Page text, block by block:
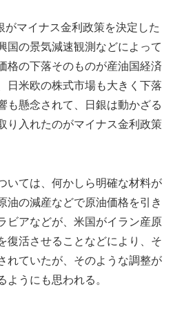
がマイナス金利政策を決定した
国の景気減速観測などによって
格の下落そのものが産油国経済
日米欧の株式市場も大きく下落
も懸念されて、日銀は動かざる
り入れたのがマイナス金利政策
いては、何かしら明確な材料が
油の減産などで原油価格を引き
ビアなどが、米国がイラン産原
復活させることなどにより、そ
れていたが、そのような調整が
ようにも思われる。